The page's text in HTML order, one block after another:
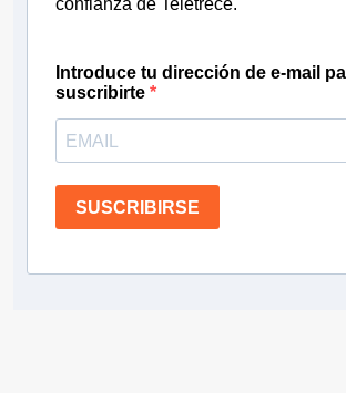
confianza de Teletrece.
Introduce tu dirección de e-mail
suscribirte
SUSCRIBIRSE